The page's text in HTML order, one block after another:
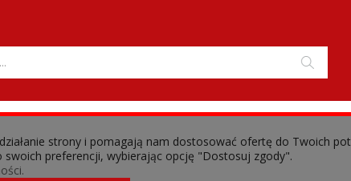
›
strony i pomagają nam dostosować ofertę do Twoich
preferencji, wybierając opcję "Dostosuj zgody".